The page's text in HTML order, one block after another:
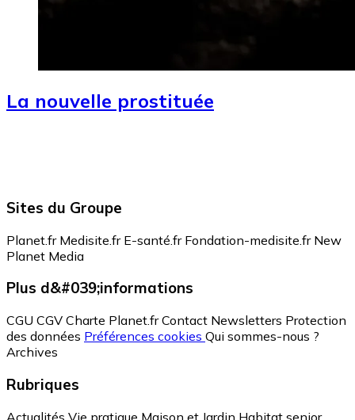
La nouvelle prostituée
Sites du Groupe
Planet.fr Medisite.fr E-santé.fr Fondation-medisite.fr New
Planet Media
Plus d&#039;informations
CGU CGV Charte Planet.fr Contact Newsletters Protection
des données Préférences cookies Qui sommes-nous ?
Archives
Rubriques
Actualités Vie pratique Maison et Jardin Habitat senior